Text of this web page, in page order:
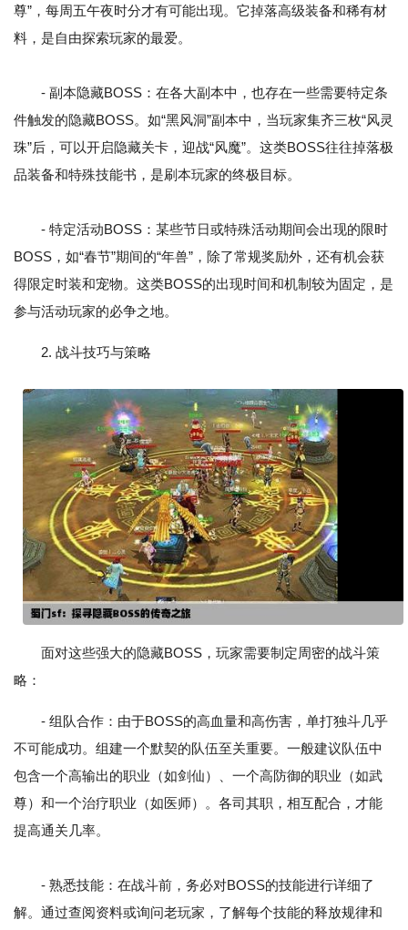
尊”，每周五午夜时分才有可能出现。它掉落高级装备和稀有材
料，是自由探索玩家的最爱。
- 副本隐藏BOSS：在各大副本中，也存在一些需要特定条
件触发的隐藏BOSS。如“黑风洞”副本中，当玩家集齐三枚“风灵
珠”后，可以开启隐藏关卡，迎战“风魔”。这类BOSS往往掉落极
品装备和特殊技能书，是刷本玩家的终极目标。
- 特定活动BOSS：某些节日或特殊活动期间会出现的限时
BOSS，如“春节”期间的“年兽”，除了常规奖励外，还有机会获
得限定时装和宠物。这类BOSS的出现时间和机制较为固定，是
参与活动玩家的必争之地。
2. 战斗技巧与策略
面对这些强大的隐藏BOSS，玩家需要制定周密的战斗策
略：
- 组队合作：由于BOSS的高血量和高伤害，单打独斗几乎
不可能成功。组建一个默契的队伍至关重要。一般建议队伍中
包含一个高输出的职业（如剑仙）、一个高防御的职业（如武
尊）和一个治疗职业（如医师）。各司其职，相互配合，才能
提高通关几率。
- 熟悉技能：在战斗前，务必对BOSS的技能进行详细了
解。通过查阅资料或询问老玩家，了解每个技能的释放规律和